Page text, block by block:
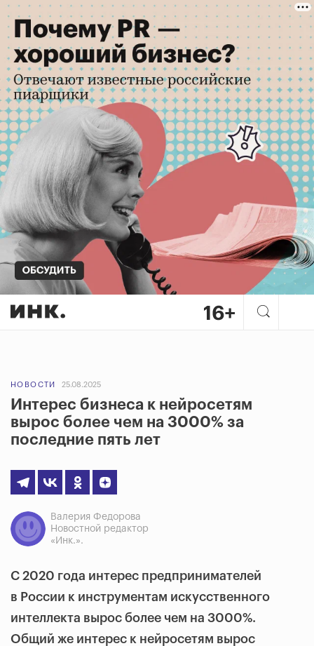
НОВОСТИ 25.08.2025
Интерес бизнеса к нейросетям
вырос более чем на 3000% за
последние пять лет
Валерия Федорова
Новостной редактор
«Инк.».
С 2020 года интерес предпринимателей
в России к инструментам искусственного
интеллекта вырос более чем на 3000%.
Общий же интерес к нейросетям вырос